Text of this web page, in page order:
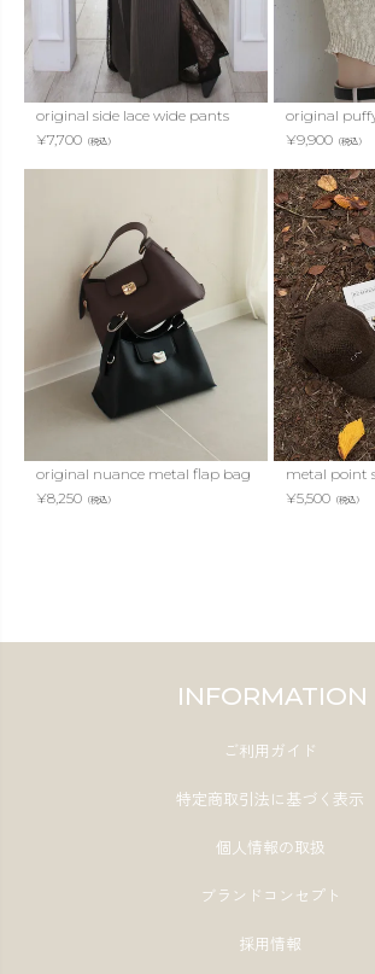
original side lace wide pants
¥7,700 （税込）
original
¥9,900（税込）
original nuance metal flap bag
¥8,250 （税込）
metal point
¥5,500（税込）
INFORMATION
ご利用ガイド
特定商取引法に基づく表示
個人情報の取扱
ブランドコンセプト
採用情報